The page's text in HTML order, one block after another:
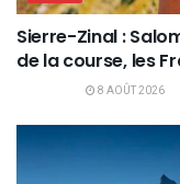
Sierre-Zinal :
de la course, les
8 AOÛT 2026